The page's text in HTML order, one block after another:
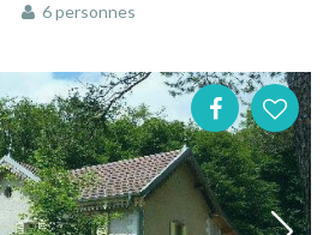
6 personnes